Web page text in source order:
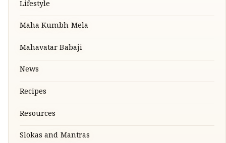
Lifestyle
Maha Kumbh Mela
Mahavatar Babaji
News
Recipes
Resources
Slokas and Mantras